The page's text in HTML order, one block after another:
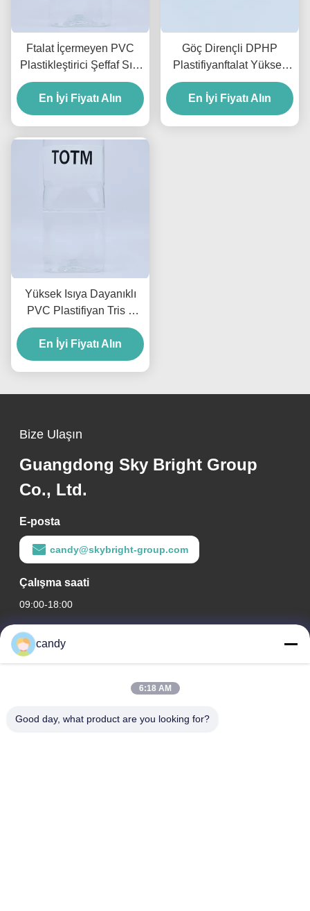
Ftalat İçermeyen PVC
Plastikleştirici Şeffaf Sıvı
DOTP Plastikleştirici
%99.5 Oyuncaklar ve
Kablolar İçin
En İyi Fiyatı Alın
Göç Dirençli DPHP
Plastifiyanftalat Yüksek
Hava Koşullarına
Dayanıklılık Ve Teller İçin
Kararlılık
En İyi Fiyatı Alın
Yüksek Isıya Dayanıklı
PVC Plastifiyan Tris 2
Etilhekzil Trimellitat
Kablolar ve Otomotiv
Bileşenleri İçin
En İyi Fiyatı Alın
Bize Ulaşın
Guangdong Sky Bright Group
Co., Ltd.
E-posta
candy@skybright-group.com
Çalışma saati
09:00-18:00
Adresimiz
Şirket Adresi
RM. 1601-1603, 1606-1608, 1610, NO. 21 JIHUA 5. YOLU,
ZUMIAO CADDESİ, CHANCHENG İLÇESİ, FOSHAN,
candy
6:18 AM
Good day, what product are you looking for?